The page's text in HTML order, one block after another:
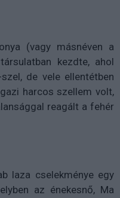
(vagy másnéven a
kezdte, ahol
de vele ellentétben
harcos szellem volt,
reagált a fehér
laza cselekménye egy
az énekesnő, Ma